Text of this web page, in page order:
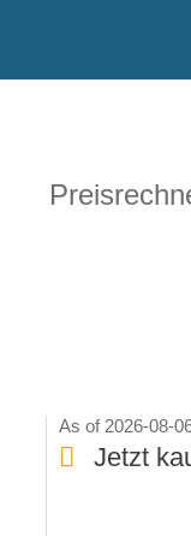
As of 2026-08-
Jetzt